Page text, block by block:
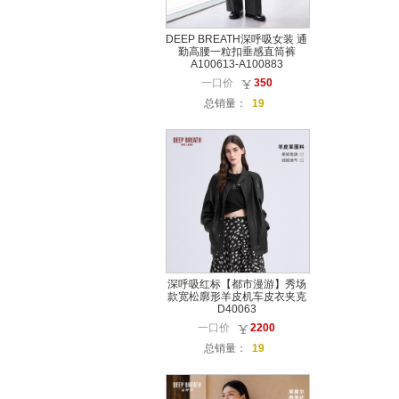
DEEP BREATH深呼吸女装 通
勤高腰一粒扣垂感直筒裤
A100613-A100883
一口价
350
总销量：
19
深呼吸红标【都市漫游】秀场
款宽松廓形羊皮机车皮衣夹克
D40063
一口价
2200
总销量：
19